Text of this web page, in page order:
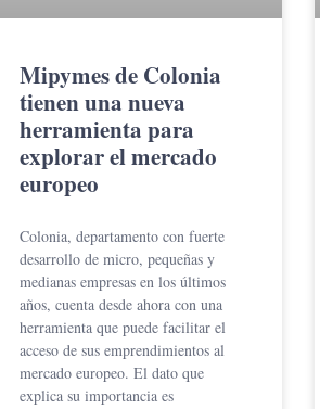
Mipymes de Colonia
tienen una nueva
herramienta para
explorar el mercado
europeo
Colonia, departamento con fuerte
desarrollo de micro, pequeñas y
medianas empresas en los últimos
años, cuenta desde ahora con una
herramienta que puede facilitar el
acceso de sus emprendimientos al
mercado europeo. El dato que
explica su importancia es